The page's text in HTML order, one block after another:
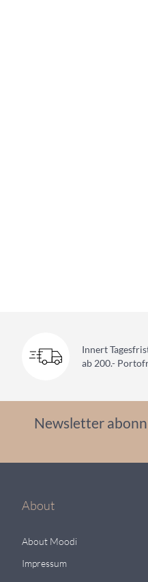
Innert
ab 200.-
Newsletter
About
About Moodi
Impressum